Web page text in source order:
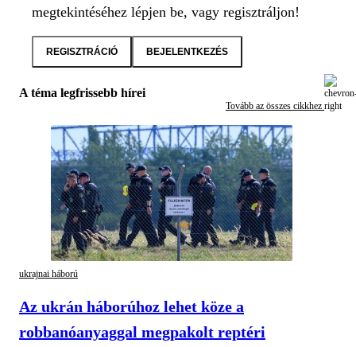
megtekintéséhez lépjen be, vagy regisztráljon!
REGISZTRÁCIÓ BEJELENTKEZÉS
A téma legfrissebb hírei
Tovább az összes cikkhez
ukrajnai háború
Az ukrán háborúhoz lehet köze a
robbanóanyaggal megpakolt reptéri